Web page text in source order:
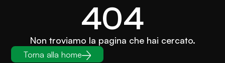
404
Non troviamo la pagina che hai cercato.
Torna alla home